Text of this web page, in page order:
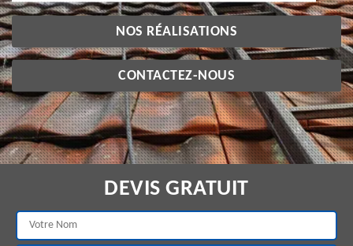
NOS RÉALISATIONS
CONTACTEZ-NOUS
DEVIS GRATUIT